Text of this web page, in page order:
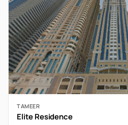
TAMEER
Elite Residence